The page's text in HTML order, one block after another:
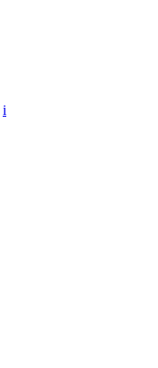
i